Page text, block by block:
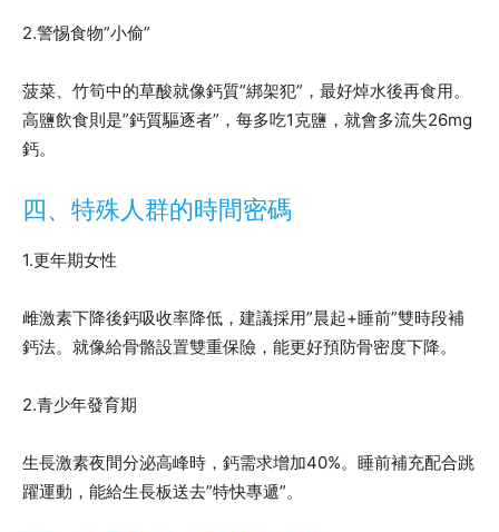
2.警惕食物”小偷”
菠菜、竹筍中的草酸就像鈣質”綁架犯”，最好焯水後再食用。
高鹽飲食則是”鈣質驅逐者”，每多吃1克鹽，就會多流失26mg
鈣。
四、特殊人群的時間密碼
1.更年期女性
雌激素下降後鈣吸收率降低，建議採用”晨起+睡前”雙時段補
鈣法。就像給骨骼設置雙重保險，能更好預防骨密度下降。
2.青少年發育期
生長激素夜間分泌高峰時，鈣需求增加40%。睡前補充配合跳
躍運動，能給生長板送去”特快專遞”。